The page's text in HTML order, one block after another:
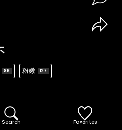
86 粉嫩 127
Search Favorites